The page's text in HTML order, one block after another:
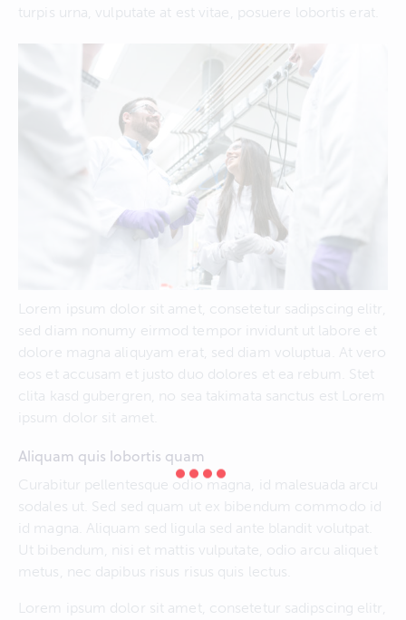
turpis urna, vulputate at est vitae, posuere lobortis erat.
Lorem ipsum dolor sit amet, consetetur sadipscing elitr,
sed diam nonumy eirmod tempor invidunt ut labore et
dolore magna aliquyam erat, sed diam voluptua. At vero
eos et accusam et justo duo dolores et ea rebum. Stet
clita kasd gubergren, no sea takimata sanctus est Lorem
ipsum dolor sit amet.
Aliquam quis lobortis quam
Curabitur pellentesque odio magna, id malesuada arcu
sodales ut. Sed sed quam ut ex bibendum commodo id
id magna. Aliquam sed ligula sed ante blandit volutpat.
Ut bibendum, nisi et mattis vulputate, odio arcu aliquet
metus, nec dapibus risus risus quis lectus.
Lorem ipsum dolor sit amet, consetetur sadipscing elitr,